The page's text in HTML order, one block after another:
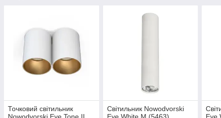
Точковий світильник
Nowodvorski Eye Tone II
Світильник Nowodvorski
Eye White M (5463)
Eye